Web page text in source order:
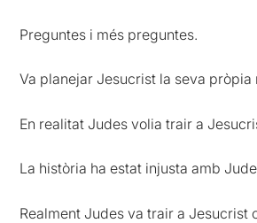
Preguntes i més preguntes.
Va planejar Jesucrist la seva pròpia
En realitat Judes volia trair a
La història ha estat injusta amb
Realment Judes va trair a Jesucrist